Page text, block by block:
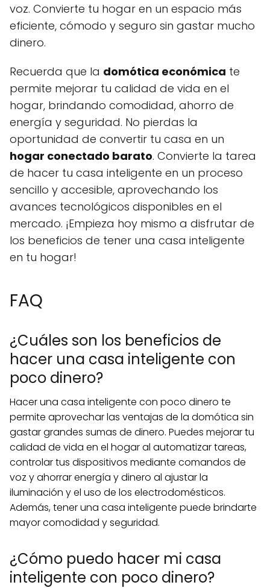
voz. Convierte tu hogar en un espacio más
eficiente, cómodo y seguro sin gastar mucho
dinero.
Recuerda que la domótica económica te
permite mejorar tu calidad de vida en el
hogar, brindando comodidad, ahorro de
energía y seguridad. No pierdas la
oportunidad de convertir tu casa en un
hogar conectado barato. Convierte la tarea
de hacer tu casa inteligente en un proceso
sencillo y accesible, aprovechando los
avances tecnológicos disponibles en el
mercado. ¡Empieza hoy mismo a disfrutar de
los beneficios de tener una casa inteligente
en tu hogar!
FAQ
¿Cuáles son los beneficios de
hacer una casa inteligente con
poco dinero?
Hacer una casa inteligente con poco dinero te
permite aprovechar las ventajas de la domótica sin
gastar grandes sumas de dinero. Puedes mejorar tu
calidad de vida en el hogar al automatizar tareas,
controlar tus dispositivos mediante comandos de
voz y ahorrar energía y dinero al ajustar la
iluminación y el uso de los electrodomésticos.
Además, tener una casa inteligente puede brindarte
mayor comodidad y seguridad.
¿Cómo puedo hacer mi casa
inteligente con poco dinero?